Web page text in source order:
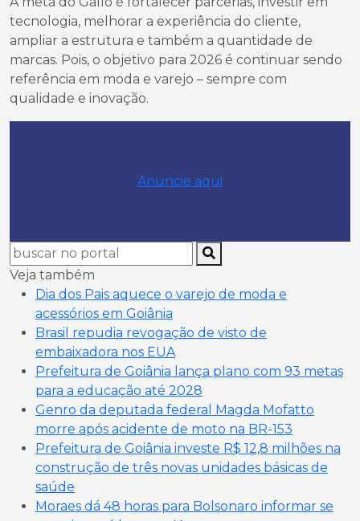
tecnologia, melhorar a experiência do cliente,
ampliar a estrutura e também a quantidade de
marcas. Pois, o objetivo para 2026 é continuar sendo
referência em moda e varejo – sempre com
qualidade e inovação.
Anuncie aqui
Veja também
Dia dos Pais aquece o varejo de moda e
acessórios em Goiânia
Brasil repudia revogação de visto de
embaixadora nos EUA
Prefeitura de Goiânia lança plano com 93 metas
para a educação até 2028
Genro da deputada federal Magda Mofatto
morre após acidente de moto na BR-153
Prefeitura de Goiânia investe R$ 12,8 milhões na
construção de três novas unidades básicas de
saúde
Moraes dá 48 horas para Bolsonaro informar se